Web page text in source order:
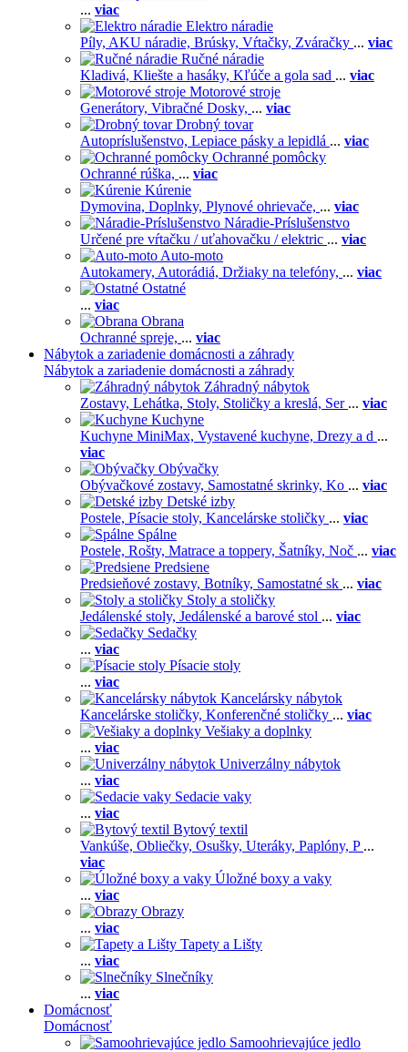
... viac
Elektro náradie
Píly, AKU náradie, Brúsky, Vŕtačky, Zváračky ... viac
Ručné náradie
Kladivá, Kliešte a hasáky, Kľúče a gola sad ... viac
Motorové stroje
Generátory, Vibračné Dosky, ... viac
Drobný tovar
Autopríslušenstvo, Lepiace pásky a lepidlá ... viac
Ochranné pomôcky
Ochranné rúška, ... viac
Kúrenie
Dymovina, Doplnky, Plynové ohrievače, ... viac
Náradie-Príslušenstvo
Určené pre vŕtačku / uťahovačku / elektric ... viac
Auto-moto
Autokamery, Autorádiá, Držiaky na telefóny, ... viac
Ostatné
... viac
Obrana
Ochranné spreje, ... viac
Nábytok a zariadenie domácnosti a záhrady
Nábytok a zariadenie domácnosti a záhrady
Záhradný nábytok
Zostavy, Lehátka, Stoly, Stoličky a kreslá, Ser ... viac
Kuchyne
Kuchyne MiniMax, Vystavené kuchyne, Drezy a d ...
viac
Obývačky
Obývačkové zostavy, Samostatné skrinky, Ko ... viac
Detské izby
Postele, Písacie stoly, Kancelárske stoličky ... viac
Spálne
Postele, Rošty, Matrace a toppery, Šatníky, Noč ... viac
Predsiene
Predsieňové zostavy, Botníky, Samostatné sk ... viac
Stoly a stoličky
Jedálenské stoly, Jedálenské a barové stol ... viac
Sedačky
... viac
Písacie stoly
... viac
Kancelársky nábytok
Kancelárske stoličky, Konferenčné stoličky ... viac
Vešiaky a doplnky
... viac
Univerzálny nábytok
... viac
Sedacie vaky
... viac
Bytový textil
Vankúše, Obliečky, Osušky, Uteráky, Paplóny, P ...
viac
Úložné boxy a vaky
... viac
Obrazy
... viac
Tapety a Lišty
... viac
Slnečníky
... viac
Domácnosť
Domácnosť
Samoohrievajúce jedlo